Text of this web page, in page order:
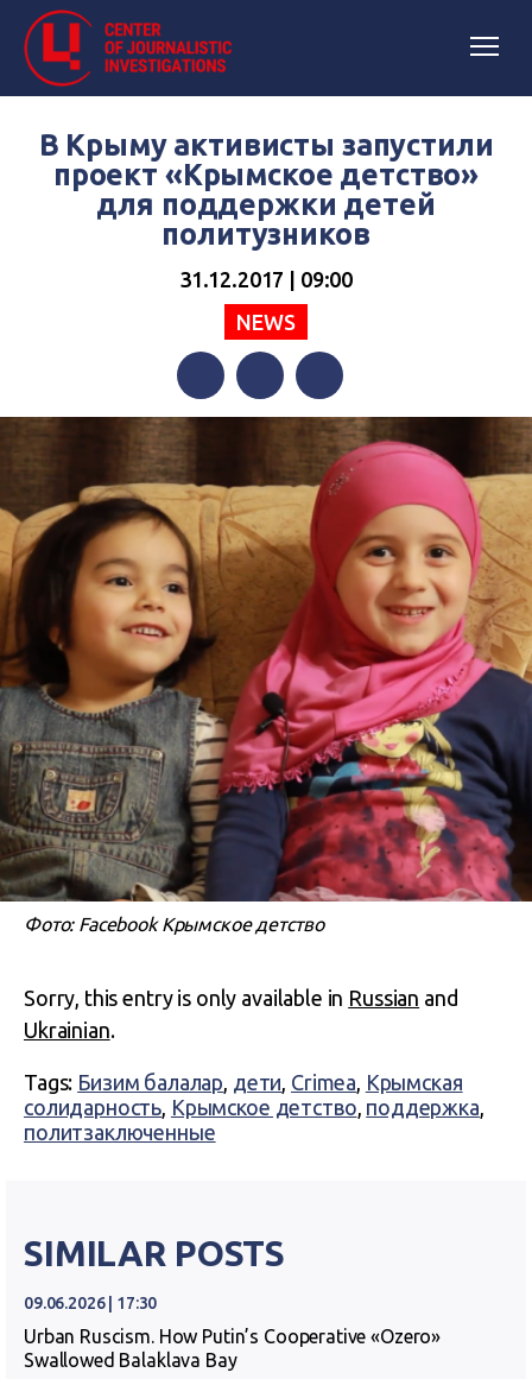
В Крыму активисты запустили
проект «Крымское детство»
для поддержки детей
политузников
31.12.2017 | 09:00
NEWS
FacebookTwitterTelegram
Фото: Facebook Крымское детство
Sorry, this entry is only available in Russian and
Ukrainian.
Tags: Бизим балалар, дети, Crimea, Крымская
солидарность, Крымское детство, поддержка,
политзаключенные
SIMILAR POSTS
09.06.2026 | 17:30
Urban Ruscism. How Putin’s Cooperative «Ozero»
Swallowed Balaklava Bay